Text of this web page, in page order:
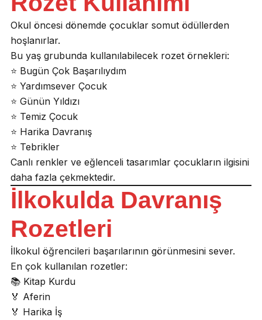
Okul öncesi dönemde çocuklar somut ödüllerden
hoşlanırlar.
Bu yaş grubunda kullanılabilecek rozet örnekleri:
⭐ Bugün Çok Başarılıydım
⭐ Yardımsever Çocuk
⭐ Günün Yıldızı
⭐ Temiz Çocuk
⭐ Harika Davranış
⭐ Tebrikler
Canlı renkler ve eğlenceli tasarımlar çocukların ilgisini
daha fazla çekmektedir.
İlkokulda Davranış
Rozetleri
İlkokul öğrencileri başarılarının görünmesini sever.
En çok kullanılan rozetler:
📚 Kitap Kurdu
🏅 Aferin
🏅 Harika İş